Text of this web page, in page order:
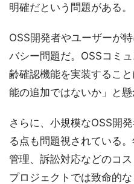
明確だという問題がある。
OSS開発者やユーザーが
バシー問題だ。OSSコミ
齢確認機能を実装するこ
能の追加ではないか」と懸
さらに、小規模なOSS開
る点も問題視されている
管理、訴訟対応などのコ
プロジェクトでは致命的な